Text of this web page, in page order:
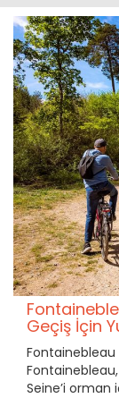
Geçiş İçin
Fontainebleau
Seine’i